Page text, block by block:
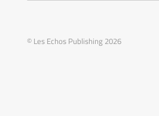
© Les Echos Publishing 2026